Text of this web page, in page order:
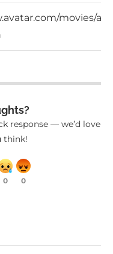
movies/
response — we’d love
think!
0 0